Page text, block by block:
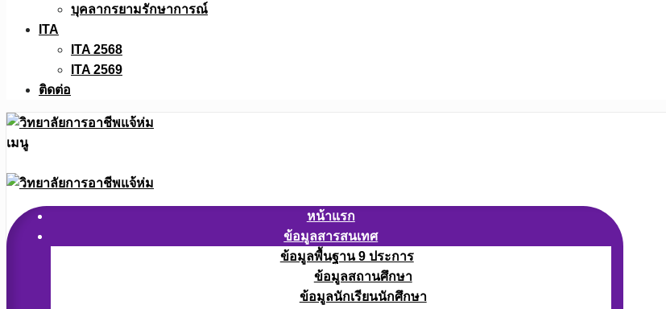
บุคลากรยามรักษาการณ์
ITA
ITA 2568
ITA 2569
ติดต่อ
เมนู
หน้าแรก
ข้อมูลสารสนเทศ
ข้อมูลพื้นฐาน 9 ประการ
ข้อมูลสถานศึกษา
ข้อมูลนักเรียนนักศึกษา